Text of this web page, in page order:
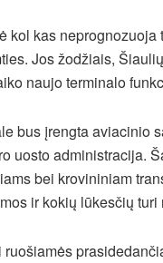
kol kas
Jos žodžiais,
naujo terminalo
bus įrengta aviacinio
uosto administracija.
bei krovininiam
ir kokių lūkesčių
ruošiamės